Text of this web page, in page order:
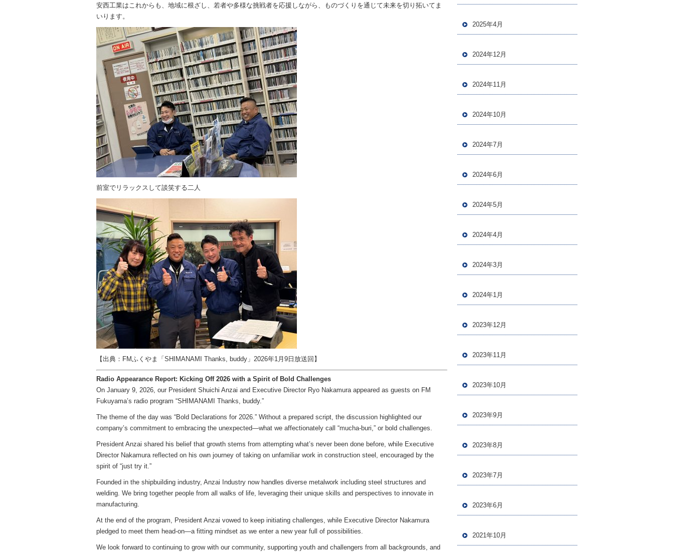
安西工業はこれからも、地域に根ざし、若者や多様な挑戦者を応援しながら、ものづくりを通じて未来を切り拓いてま
いります。
前室でリラックスして談笑する二人
【出典：FMふくやま「SHIMANAMI Thanks, buddy」2026年1月9日放送回】
Radio Appearance Report: Kicking Off 2026 with a Spirit of Bold Challenges
On January 9, 2026, our President Shuichi Anzai and Executive Director Ryo Nakamura appeared as guests on FM
Fukuyama’s radio program “SHIMANAMI Thanks, buddy.”
The theme of the day was “Bold Declarations for 2026.” Without a prepared script, the discussion highlighted our
company’s commitment to embracing the unexpected—what we affectionately call “mucha-buri,” or bold challenges.
President Anzai shared his belief that growth stems from attempting what’s never been done before, while Executive
Director Nakamura reflected on his own journey of taking on unfamiliar work in construction steel, encouraged by the
spirit of “just try it.”
Founded in the shipbuilding industry, Anzai Industry now handles diverse metalwork including steel structures and
welding. We bring together people from all walks of life, leveraging their unique skills and perspectives to innovate in
manufacturing.
At the end of the program, President Anzai vowed to keep initiating challenges, while Executive Director Nakamura
pledged to meet them head-on—a fitting mindset as we enter a new year full of possibilities.
We look forward to continuing to grow with our community, supporting youth and challengers from all backgrounds, and
2025年4月
2024年12月
2024年11月
2024年10月
2024年7月
2024年6月
2024年5月
2024年4月
2024年3月
2024年1月
2023年12月
2023年11月
2023年10月
2023年9月
2023年8月
2023年7月
2023年6月
2021年10月